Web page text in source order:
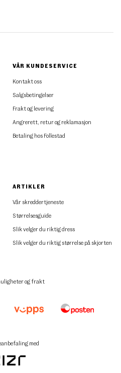
VÅR KUNDESERVICE
Kontakt oss
Salgsbetingelser
Frakt og levering
Angrerett, retur og reklamasjon
Betaling hos Follestad
ARTIKLER
Vår skreddertjeneste
Størrelsesguide
Slik velger du riktig dress
Slik velger du riktig størrelse på skjorten
og frakt
med